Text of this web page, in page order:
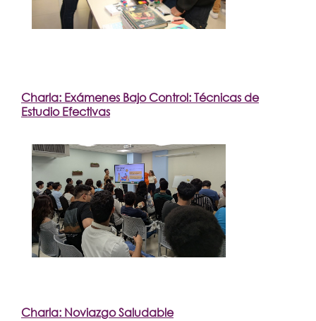
Charla: Exámenes Bajo Control: Técnicas de
Estudio Efectivas
Charla: Noviazgo Saludable